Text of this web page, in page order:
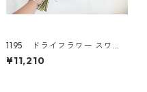
1195 ドライフラワー スワッ
グ アジサイ
¥11,210